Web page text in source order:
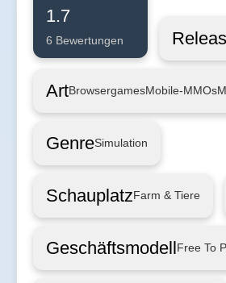
1.7
6 Bewertungen
ArtBrowsergamesMobile-MMOs
GenreSimulation
SchauplatzFarm & Tiere
GeschäftsmodellFree To